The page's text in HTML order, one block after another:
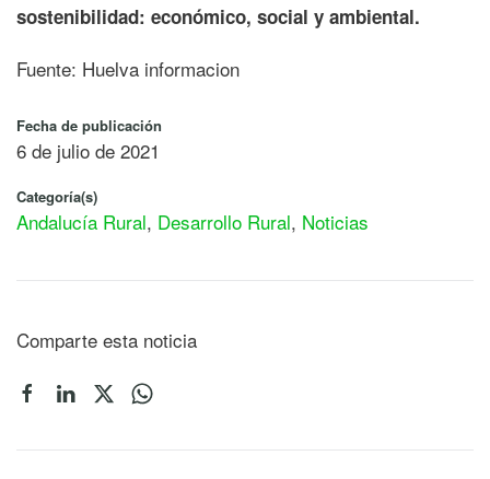
sostenibilidad: económico, social y ambiental.
Fuente: Huelva informacion
Fecha de publicación
6 de julio de 2021
Categoría(s)
Andalucía Rural, Desarrollo Rural, Noticias
Comparte esta noticia